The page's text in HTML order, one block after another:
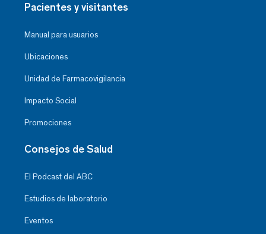
Pacientes y visitantes
Manual para usuarios
Ubicaciones
Unidad de Farmacovigilancia
Impacto Social
Promociones
Consejos de Salud
El Podcast del ABC
Estudios de laboratorio
Eventos